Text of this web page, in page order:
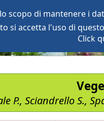
scopo di mantenere i
si accetta l'uso di
Click
P., Sciandrello S.,